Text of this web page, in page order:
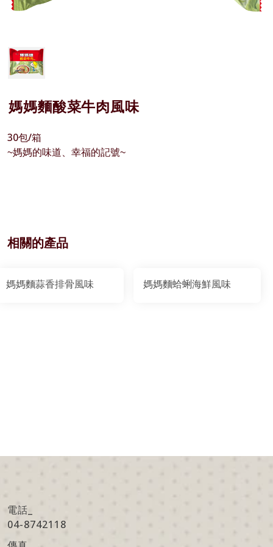
媽媽麵酸菜牛肉風味
30包/箱
~媽媽的味道、幸福的記號~
相關的產品
媽媽麵蒜香排骨風味 媽媽麵蛤蜊海鮮風味
電話_
04-8742118